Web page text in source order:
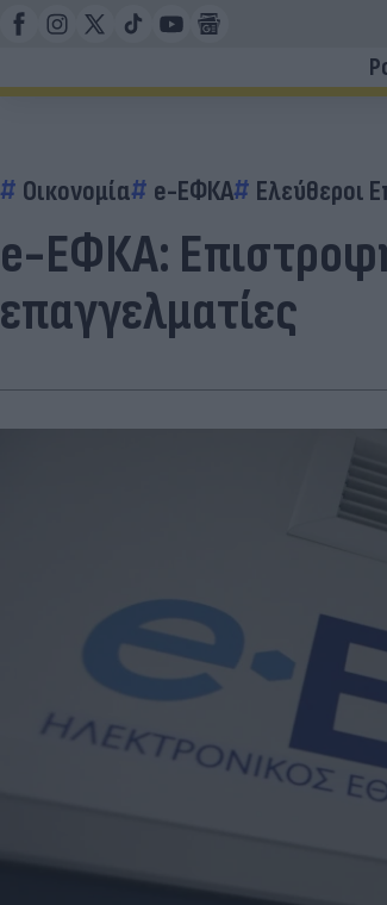
Οικονομία e-ΕΦΚΑ Ελεύθεροι
e-ΕΦΚΑ:
επαγγελματίες